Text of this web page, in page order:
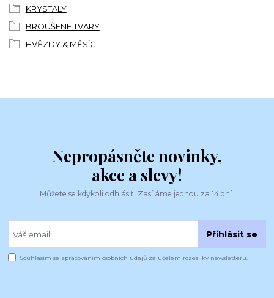
KRYSTALY
BROUŠENÉ TVARY
HVĚZDY & MĚSÍC
Nepropásněte novinky,
akce a slevy!
Můžete se kdykoli odhlásit. Zasíláme jednou za 14 dní.
Přihlásit se
Souhlasím se zpracováním osobních údajů za účelem rozesílky newsletteru.